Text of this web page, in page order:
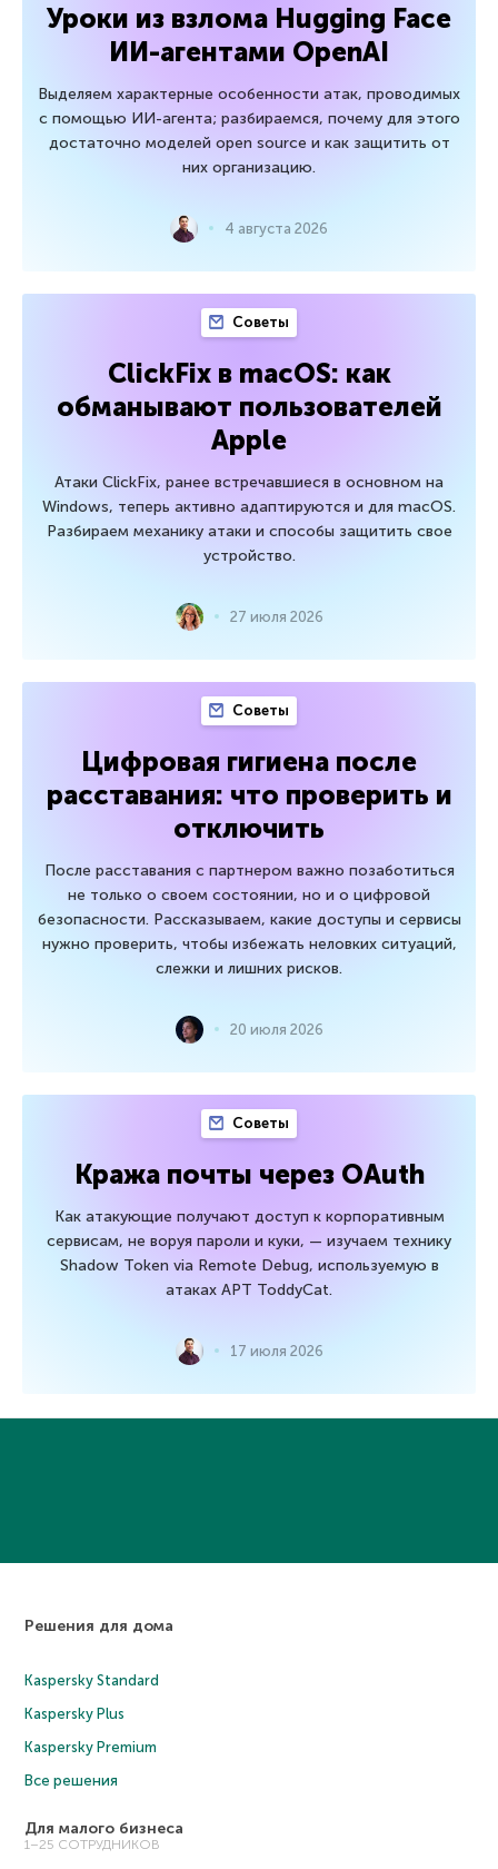
Уроки из взлома Hugging Face
ИИ-агентами OpenAI
Выделяем характерные особенности атак, проводимых
с помощью ИИ-агента; разбираемся, почему для этого
достаточно моделей open source и как защитить от
них организацию.
4 августа 2026
Советы
ClickFix в macOS: как
обманывают пользователей
Apple
Атаки ClickFix, ранее встречавшиеся в основном на
Windows, теперь активно адаптируются и для macOS.
Разбираем механику атаки и способы защитить свое
устройство.
27 июля 2026
Советы
Цифровая гигиена после
расставания: что проверить и
отключить
После расставания с партнером важно позаботиться
не только о своем состоянии, но и о цифровой
безопасности. Рассказываем, какие доступы и сервисы
нужно проверить, чтобы избежать неловких ситуаций,
слежки и лишних рисков.
20 июля 2026
Советы
Кража почты через OAuth
Как атакующие получают доступ к корпоративным
сервисам, не воруя пароли и куки, — изучаем технику
Shadow Token via Remote Debug, используемую в
атаках APT ToddyCat.
17 июля 2026
Решения для дома
Kaspersky Standard
Kaspersky Plus
Kaspersky Premium
Все решения
Для малого бизнеса
1–25 СОТРУДНИКОВ